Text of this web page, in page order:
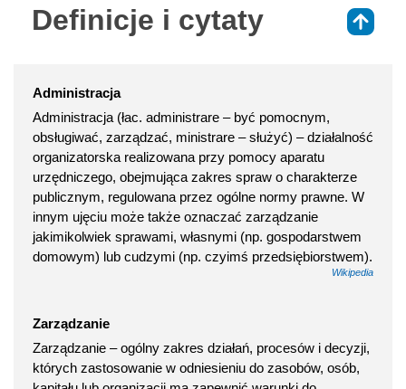
Definicje i cytaty
Administracja
Administracja (łac. administrare – być pomocnym,
obsługiwać, zarządzać, ministrare – służyć) – działalność
organizatorska realizowana przy pomocy aparatu
urzędniczego, obejmująca zakres spraw o charakterze
publicznym, regulowana przez ogólne normy prawne. W
innym ujęciu może także oznaczać zarządzanie
jakimikolwiek sprawami, własnymi (np. gospodarstwem
domowym) lub cudzymi (np. czyimś przedsiębiorstwem).
Wikipedia
Zarządzanie
Zarządzanie – ogólny zakres działań, procesów i decyzji,
których zastosowanie w odniesieniu do zasobów, osób,